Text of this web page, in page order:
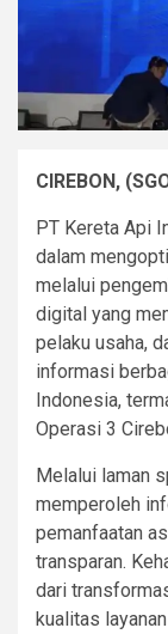
CIREBON,
PT Kereta Api
dalam
melalui
digital yang
pelaku usaha,
informasi
Indonesia,
Operasi 3
Melalui laman
memperoleh
pemanfaatan
transparan.
dari
kualitas